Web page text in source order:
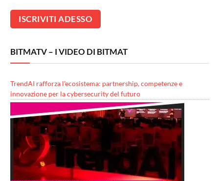
BITMATV – I VIDEO DI BITMAT
TrendAI rafforza l’ecosistema: partnership, competenze e
innovazione per la cybersecurity del futuro